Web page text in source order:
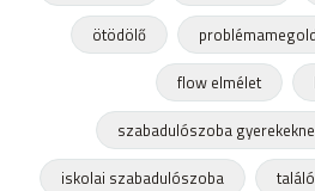
ötödölő
flow elmélet
szabadulószoba
iskolai szabadulószoba